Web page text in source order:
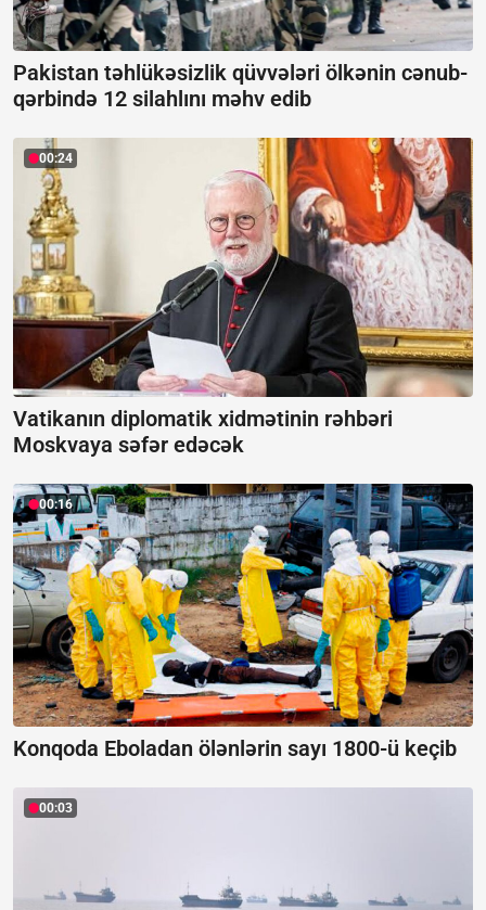
Pakistan təhlükəsizlik qüvvələri ölkənin cənub-
qərbində 12 silahlını məhv edib
00:24
Vatikanın diplomatik xidmətinin rəhbəri
Moskvaya səfər edəcək
00:16
Konqoda Eboladan ölənlərin sayı 1800-ü keçib
00:03